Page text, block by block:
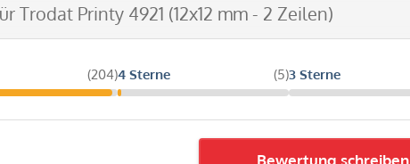
Trodat Printy 4921 (12x12 mm - 2 Zeilen)
(204)4 Sterne (5)3 Sterne
Bewertung schreiben